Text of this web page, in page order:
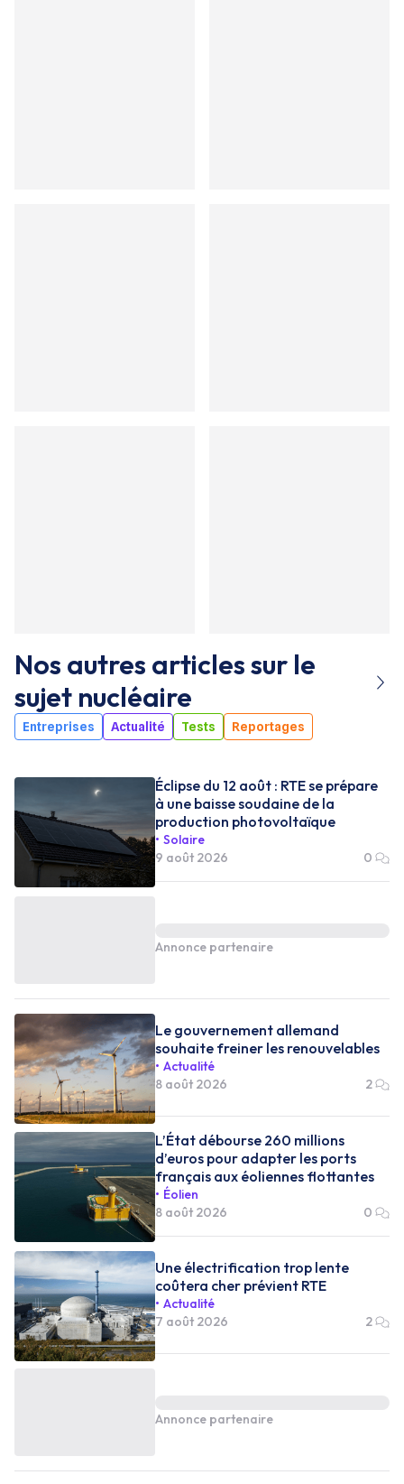
Nos autres articles sur le
sujet nucléaire
Entreprises Actualité Tests Reportages
Éclipse du 12 août : RTE se prépare
à une baisse soudaine de la
production photovoltaïque
Solaire
9 août 2026
0
Annonce partenaire
Le gouvernement allemand
souhaite freiner les renouvelables
Actualité
8 août 2026
2
L’État débourse 260 millions
d’euros pour adapter les ports
français aux éoliennes flottantes
Éolien
8 août 2026
0
Une électrification trop lente
coûtera cher prévient RTE
Actualité
7 août 2026
2
Annonce partenaire